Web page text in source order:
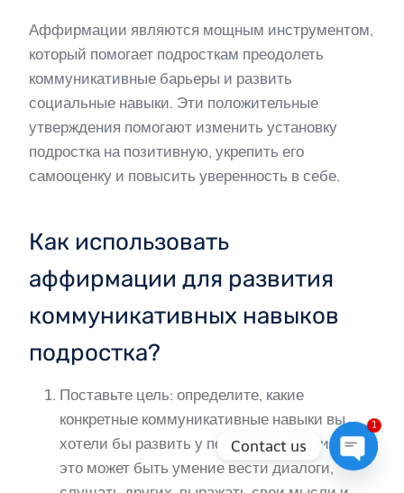
Аффирмации являются мощным инструментом,
который помогает подросткам преодолеть
коммуникативные барьеры и развить
социальные навыки. Эти положительные
утверждения помогают изменить установку
подростка на позитивную, укрепить его
самооценку и повысить уверенность в себе.
Как использовать
аффирмации для развития
коммуникативных навыков
подростка?
Поставьте цель: определите, какие
конкретные коммуникативные навыки вы
хотели бы развить у подростка. Например,
это может быть умение вести диалоги,
Contact us
1